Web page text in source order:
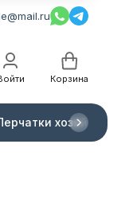
Корзина